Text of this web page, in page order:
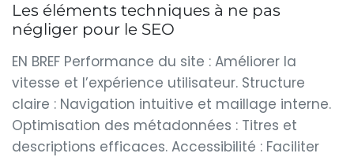
Les éléments techniques à ne pas
négliger pour le SEO
EN BREF Performance du site : Améliorer la
vitesse et l’expérience utilisateur. Structure
claire : Navigation intuitive et maillage interne.
Optimisation des métadonnées : Titres et
descriptions efficaces. Accessibilité : Faciliter